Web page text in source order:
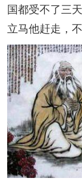
国都受不了三
立马他赶走，